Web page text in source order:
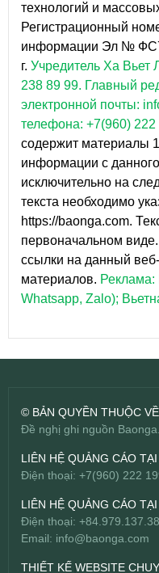
технологий и
Регистрационный
информации Эл №
г. Учредитель Ха Вьет
238 89 99. Главный
электронной почты:
телефона: +7(960) 222
содержит материалы
информации с
исключительно на
текста необходимо
https://baonga.com.
первоначальном
ссылки на данный веб-
материалов. Реклама:
Whatsapp, Zalo);
© BẢN QUYỀN THUỘC
Đề nghị ghi nguồn
LIÊN HỆ QUẢNG CÁO
Điện thoại: +7(960)
LIÊN HỆ QUẢNG CÁO
Điện thoại:
Email: info@baonga.com
THIẾT KẾ WEBSITE